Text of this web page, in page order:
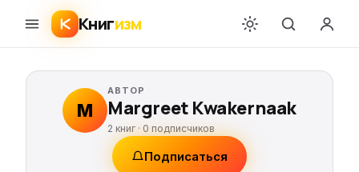
Книгизм
M
АВТОР
Margreet Kwakernaak
2 книг · 0 подписчиков
Подписаться